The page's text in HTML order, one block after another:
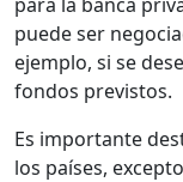
puede ser
ejemplo, si se
fondos previstos.
Es importante
los países,